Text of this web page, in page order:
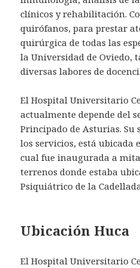
clínicos y rehabilitación.
quirófanos, para prestar
quirúrgica de todas las
la Universidad de Oviedo,
diversas labores de
El Hospital Universitario
actualmente depende del
Principado de Asturias. Su
los servicios, está ubicada
cual fue inaugurada a
terrenos donde estaba
Psiquiátrico de la
Ubicación Huca
El Hospital Universitario